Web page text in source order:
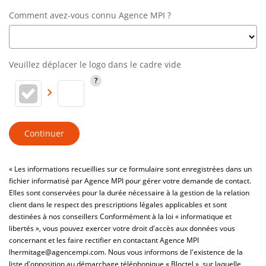
Comment avez-vous connu Agence MPI ?
Veuillez déplacer le logo dans le cadre vide
Continuer
« Les informations recueillies sur ce formulaire sont enregistrées dans un
fichier informatisé par Agence MPI pour gérer votre demande de contact.
Elles sont conservées pour la durée nécessaire à la gestion de la relation
client dans le respect des prescriptions légales applicables et sont
destinées à nos conseillers Conformément à la loi « informatique et
libertés », vous pouvez exercer votre droit d'accès aux données vous
concernant et les faire rectifier en contactant Agence MPI
lhermitage@agencempi.com. Nous vous informons de l'existence de la